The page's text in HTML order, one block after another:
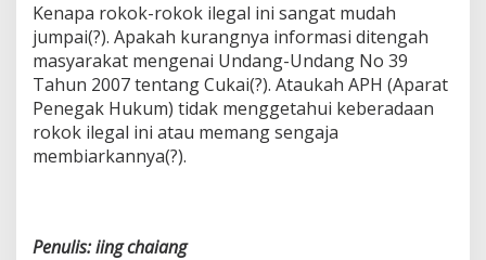
Kenapa rokok-rokok ilegal ini sangat mudah
jumpai(?). Apakah kurangnya informasi ditengah
masyarakat mengenai Undang-Undang No 39
Tahun 2007 tentang Cukai(?). Ataukah APH (Aparat
Penegak Hukum) tidak menggetahui keberadaan
rokok ilegal ini atau memang sengaja
membiarkannya(?).
Penulis:iingchaiang